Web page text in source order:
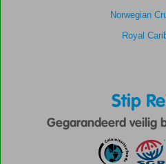
Norwegian
Royal
Stip
Gegarandeerd veilig